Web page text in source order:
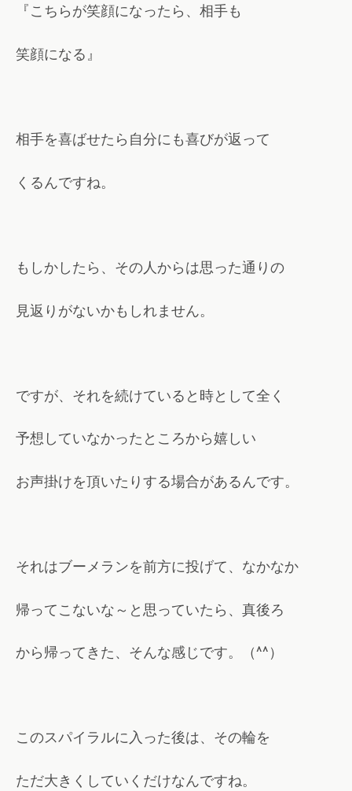
『こちらが笑顔になったら、相手も
笑顔になる』
相手を喜ばせたら自分にも喜びが返って
くるんですね。
もしかしたら、その人からは思った通りの
見返りがないかもしれません。
ですが、それを続けていると時として全く
予想していなかったところから嬉しい
お声掛けを頂いたりする場合があるんです。
それはブーメランを前方に投げて、なかなか
帰ってこないな～と思っていたら、真後ろ
から帰ってきた、そんな感じです。（^^）
このスパイラルに入った後は、その輪を
ただ大きくしていくだけなんですね。